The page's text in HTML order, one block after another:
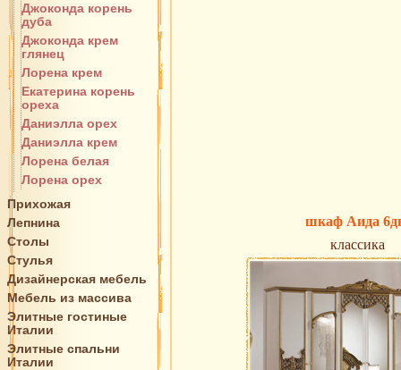
Джоконда корень
дуба
Джоконда крем
глянец
Лорена крем
Екатерина корень
ореха
Даниэлла орех
Даниэлла крем
Лорена белая
Лорена орех
Прихожая
Лепнина
Столы
Стулья
Дизайнерская мебель
Мебель из массива
Элитные гостиные
Италии
Элитные спальни
Италии
шкаф Аида
классика